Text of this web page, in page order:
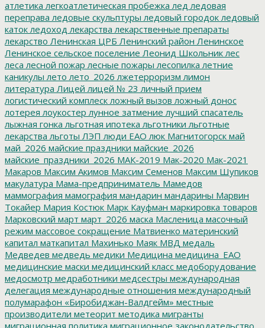
атлетика легкоатлетическая пробежка лед ледовая
переправа ледовые скульптуры ледовый городок ледовый
каток ледоход лекарства лекарственные препараты
лекарство Ленинская ЦРБ Ленинский район Ленинское
Ленинское сельское поселение Леонид Школьник лес
леса лесной пожар лесные пожары лесопилка летние
каникулы лето лето_2026 лжетерроризм лимон
литература Лицей лицей № 23 личный прием
логистический комплеск ложный вызов ложный донос
лотерея лоукостер лунное затмение лучший спасатель
лыжная гонка льготная ипотека льготники льготные
лекарства льготы ЛЭП люди ЕАО люк Магнитогорск май
май_2026 майские праздники майские_2026
майские_праздники_2026 МАК-2019 Мак-2020 Мак-2021
Макаров Максим Акимов Максим Семенов Максим Шупиков
макулатура Мама-предприниматель Мамедов
маммография мамография мандарин мандарины Марвин
Токайер Мария Костюк Марк Кауфман маркировка товаров
Марковский март март_2026 маска Масленица масочный
режим массовое сокращение Матвиенко материнский
капитал маткапитал Махинько Маяк МВД медаль
Медведев медведь медики Медицина медицина_ЕАО
медицинские маски медицинский класс медоборудование
медосмотр медработники медсестры международная
делегация международные отношения международный
полумарафон «Биробиджан-Валдгейм» местные
производители метеорит методика мигранты
миграционная политика миграционное законодательство